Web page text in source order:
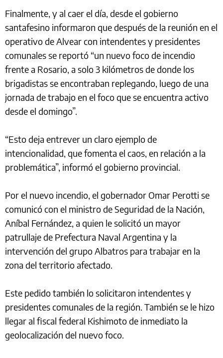
Finalmente, y al caer el día, desde el gobierno
santafesino informaron que después de la reunión en el
operativo de Alvear con intendentes y presidentes
comunales se reportó “un nuevo foco de incendio
frente a Rosario, a solo 3 kilómetros de donde los
brigadistas se encontraban replegando, luego de una
jornada de trabajo en el foco que se encuentra activo
desde el domingo”.
“Esto deja entrever un claro ejemplo de
intencionalidad, que fomenta el caos, en relación a la
problemática”, informó el gobierno provincial.
Por el nuevo incendio, el gobernador Omar Perotti se
comunicó con el ministro de Seguridad de la Nación,
Aníbal Fernández, a quien le solicitó un mayor
patrullaje de Prefectura Naval Argentina y la
intervención del grupo Albatros para trabajar en la
zona del territorio afectado.
Este pedido también lo solicitaron intendentes y
presidentes comunales de la región. También se le hizo
llegar al fiscal federal Kishimoto de inmediato la
geolocalización del nuevo foco.